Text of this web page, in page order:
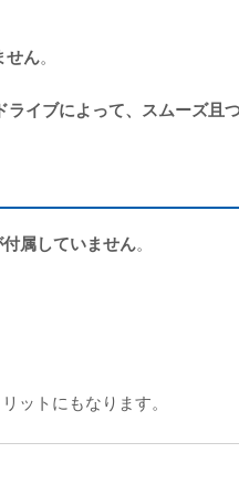
せん。
ライブによって、スムーズ且
属していません。
ットにもなります。